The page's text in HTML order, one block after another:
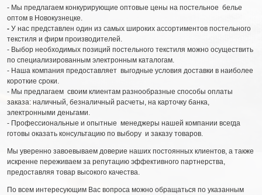
- Мы предлагаем конкурирующие оптовые цены на постельное белье
оптом в Новокузнецке.
- У нас представлен один из самых широких ассортиментов постельного
текстиля и фирм производителей.
- Выбор необходимых позиций постельного текстиля можно осуществить
по специализированным электронным каталогам.
- Наша компания предоставляет выгодные условия доставки в наиболее
короткие сроки.
- Мы предлагаем своим клиентам разнообразные способы оплаты
заказа: наличный, безналичный расчеты, на карточку банка,
электронными деньгами.
- Профессиональные и опытные менеджеры нашей компании всегда
готовы оказать консультацию по выбору и заказу товаров.
Мы уверенно завоевываем доверие наших постоянных клиентов, а также
искренне переживаем за репутацию эффективного партнерства,
предоставляя товар высокого качества.
По всем интересующим Вас вопроса можно обращаться по указанным